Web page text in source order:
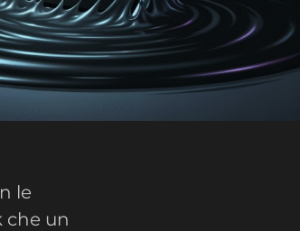
le
che un